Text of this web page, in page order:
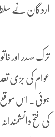
اردگان نے
ترک صدر اور
عوام کی بڑی
ہوئی۔ اس
کی فتح